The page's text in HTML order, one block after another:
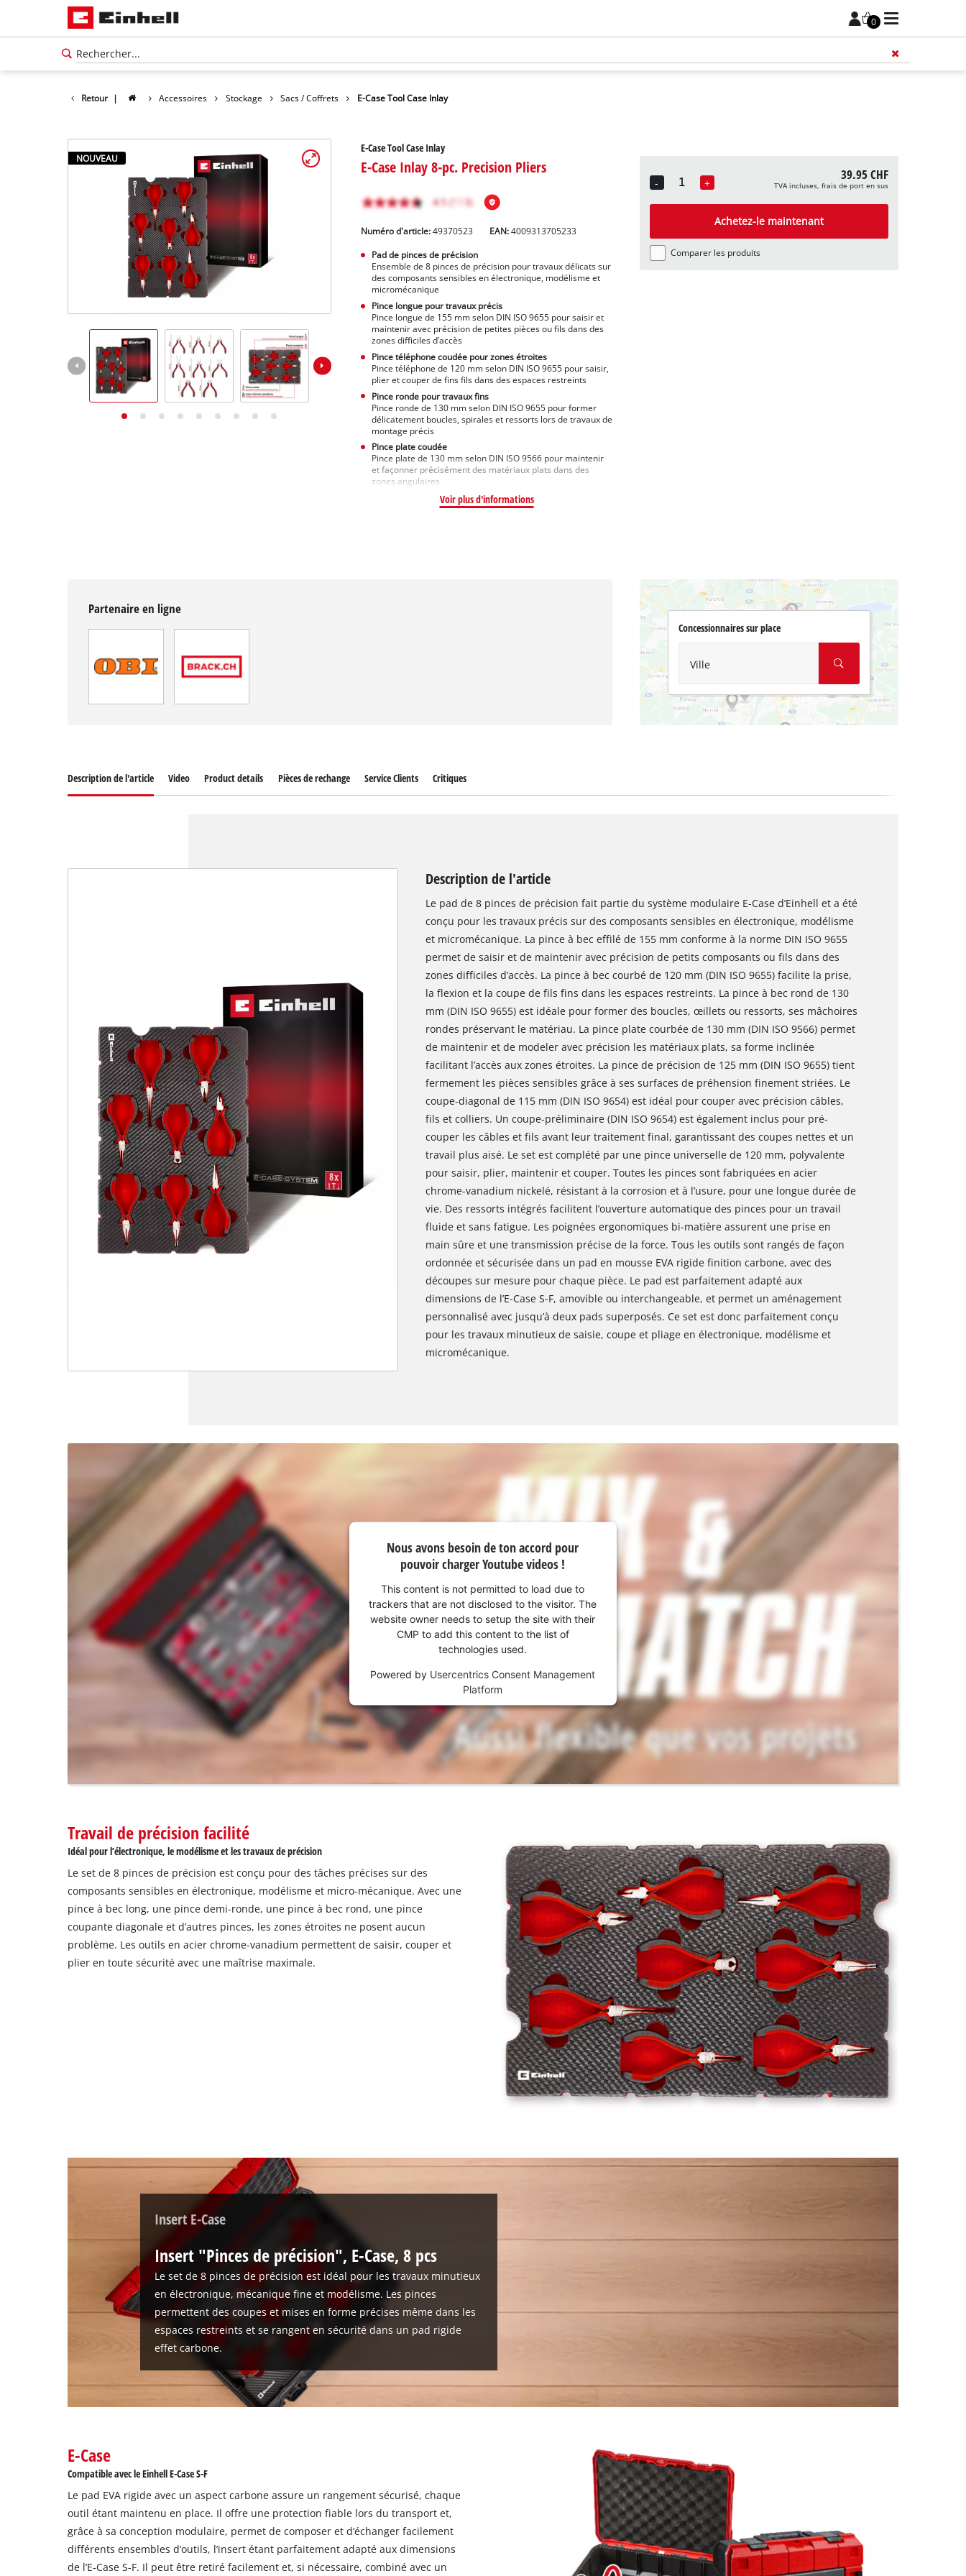
0
Retour | Accessoires Stockage Sacs / Coffrets E-Case Tool Case Inlay
NOUVEAU
E-Case Tool Case Inlay
E-Case Inlay 8-pc. Precision Pliers
Numéro d'article:49370523 EAN:4009313705233
Pad de pinces de précision
Ensemble de 8 pinces de précision pour travaux délicats sur
des composants sensibles en électronique, modélisme et
micromécanique
Pince longue pour travaux précis
Pince longue de 155 mm selon DIN ISO 9655 pour saisir et
maintenir avec précision de petites pièces ou fils dans des
zones difficiles d’accès
Pince téléphone coudée pour zones étroites
Pince téléphone de 120 mm selon DIN ISO 9655 pour saisir,
plier et couper de fins fils dans des espaces restreints
Pince ronde pour travaux fins
Pince ronde de 130 mm selon DIN ISO 9655 pour former
délicatement boucles, spirales et ressorts lors de travaux de
montage précis
Pince plate coudée
Pince plate de 130 mm selon DIN ISO 9566 pour maintenir
et façonner précisément des matériaux plats dans des
zones angulaires
Voir plus d'informations
-
Quantity
+ 39.95 CHF
TVA incluses, frais de port en sus
Achetez-le maintenant
Comparer les produits
Partenaire en ligne
Concessionnaires sur place
Ville
Nous avons besoin de ton accord pour
pouvoir charger Google Maps !
This content is not permitted to load due
to trackers that are not disclosed to the
visitor. The website owner needs to setup
the site with their CMP to add this content
to the list of technologies used.
Powered byUsercentrics Consent
Management Platform
Description de l'article Video Product details Pièces de rechange Service Clients Critiques
Description de l'article
Le pad de 8 pinces de précision fait partie du système modulaire E-Case d’Einhell et a été
conçu pour les travaux précis sur des composants sensibles en électronique, modélisme
et micromécanique. La pince à bec effilé de 155 mm conforme à la norme DIN ISO 9655
permet de saisir et de maintenir avec précision de petits composants ou fils dans des
zones difficiles d’accès. La pince à bec courbé de 120 mm (DIN ISO 9655) facilite la prise,
la flexion et la coupe de fils fins dans les espaces restreints. La pince à bec rond de 130
mm (DIN ISO 9655) est idéale pour former des boucles, œillets ou ressorts, ses mâchoires
rondes préservant le matériau. La pince plate courbée de 130 mm (DIN ISO 9566) permet
de maintenir et de modeler avec précision les matériaux plats, sa forme inclinée
facilitant l’accès aux zones étroites. La pince de précision de 125 mm (DIN ISO 9655) tient
fermement les pièces sensibles grâce à ses surfaces de préhension finement striées. Le
coupe-diagonal de 115 mm (DIN ISO 9654) est idéal pour couper avec précision câbles,
fils et colliers. Un coupe-préliminaire (DIN ISO 9654) est également inclus pour pré-
couper les câbles et fils avant leur traitement final, garantissant des coupes nettes et un
travail plus aisé. Le set est complété par une pince universelle de 120 mm, polyvalente
pour saisir, plier, maintenir et couper. Toutes les pinces sont fabriquées en acier
chrome-vanadium nickelé, résistant à la corrosion et à l’usure, pour une longue durée de
vie. Des ressorts intégrés facilitent l’ouverture automatique des pinces pour un travail
fluide et sans fatigue. Les poignées ergonomiques bi-matière assurent une prise en
main sûre et une transmission précise de la force. Tous les outils sont rangés de façon
ordonnée et sécurisée dans un pad en mousse EVA rigide finition carbone, avec des
découpes sur mesure pour chaque pièce. Le pad est parfaitement adapté aux
dimensions de l’E-Case S-F, amovible ou interchangeable, et permet un aménagement
personnalisé avec jusqu’à deux pads superposés. Ce set est donc parfaitement conçu
pour les travaux minutieux de saisie, coupe et pliage en électronique, modélisme et
micromécanique.
Nous
avons
besoin
de ton
accord
pour
charger
Youtube
!
is
load
to
not
disclosed
visitor.
The
website
owner
needs
to
list
Powered
Management
Platform
Nous avons besoin de ton accord pour
pouvoir charger Youtube videos !
This content is not permitted to load due to
trackers that are not disclosed to the visitor. The
website owner needs to setup the site with their
CMP to add this content to the list of
technologies used.
Powered by Usercentrics Consent Management
Platform
Travail de précision facilité
Idéal pour l’électronique, le modélisme et les travaux de précision
Le set de 8 pinces de précision est conçu pour des tâches précises sur des
composants sensibles en électronique, modélisme et micro-mécanique. Avec une
pince à bec long, une pince demi-ronde, une pince à bec rond, une pince
coupante diagonale et d’autres pinces, les zones étroites ne posent aucun
problème. Les outils en acier chrome-vanadium permettent de saisir, couper et
plier en toute sécurité avec une maîtrise maximale.
Insert E-Case
Insert "Pinces de précision", E-Case, 8 pcs
Le set de 8 pinces de précision est idéal pour les travaux minutieux
en électronique, mécanique fine et modélisme. Les pinces
permettent des coupes et mises en forme précises même dans les
espaces restreints et se rangent en sécurité dans un pad rigide
effet carbone.
E-Case
Compatible avec le Einhell E-Case S-F
Le pad EVA rigide avec un aspect carbone assure un rangement sécurisé, chaque
outil étant maintenu en place. Il offre une protection fiable lors du transport et,
grâce à sa conception modulaire, permet de composer et d’échanger facilement
différents ensembles d’outils, l’insert étant parfaitement adapté aux dimensions
de l’E-Case S-F. Il peut être retiré facilement et, si nécessaire, combiné avec un